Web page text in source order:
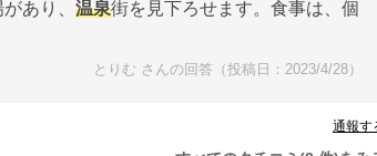
あり、 温泉街を見下ろせます。食事は、個
とりむ さんの回答（投稿日：2023/4/28）
通報す